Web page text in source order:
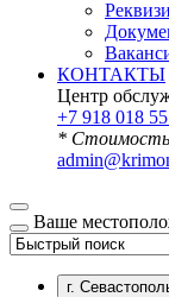
КОНТАКТЫ
Центр
+7 918 018
* Стоимость
Ваше
г.